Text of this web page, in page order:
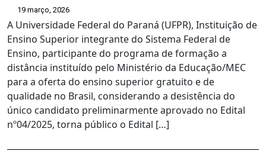
19 março, 2026
A Universidade Federal do Paraná (UFPR), Instituição de
Ensino Superior integrante do Sistema Federal de
Ensino, participante do programa de formação a
distância instituído pelo Ministério da Educação/MEC
para a oferta do ensino superior gratuito e de
qualidade no Brasil, considerando a desistência do
único candidato preliminarmente aprovado no Edital
nº04/2025, torna público o Edital […]